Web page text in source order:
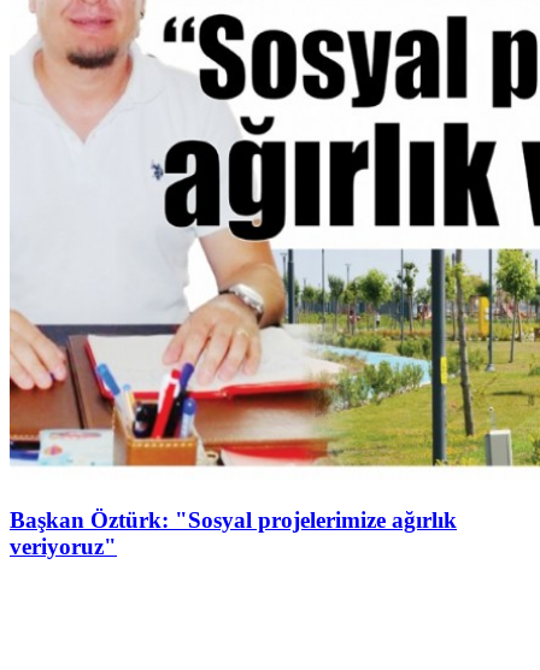
Başkan Öztürk: "Sosyal projelerimize ağırlık
veriyoruz"